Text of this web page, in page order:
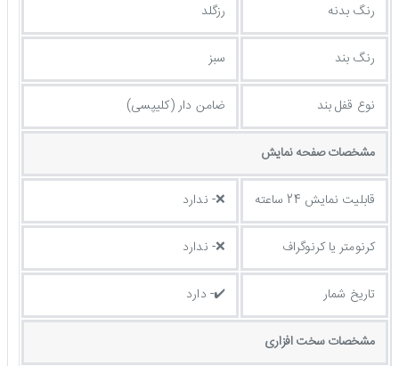
رنگ بدنه رزگلد
رنگ بند سبز
نوع قفل بند ضامن دار (کلیپسی)
مشخصات صفحه نمايش
قابلیت نمایش 24 ساعته ❌- ندارد
کرنومتر یا کرنوگراف ❌- ندارد
تاریخ شمار ✔️- دارد
مشخصات سخت افزاری